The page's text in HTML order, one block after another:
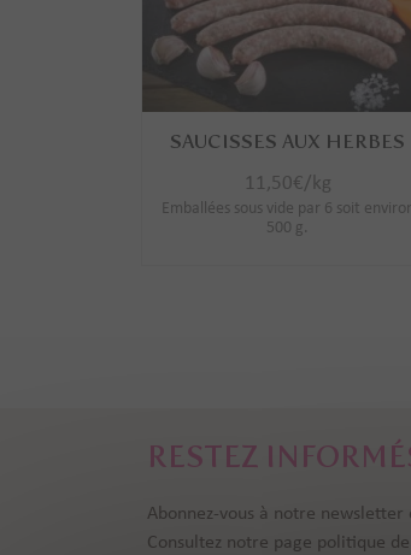
SAUCISSES AUX HERBES
11,50€/kg
Emballées sous vide par 6 soit
500 g.
RESTEZ
Abonnez-vous à notre
Consultez notre page politique